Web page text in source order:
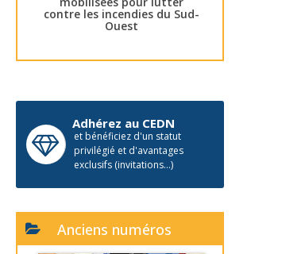
contre les incendies du Sud-
Ouest
Adhérez au CEDN
et bénéficiez d'un statut
privilégié et d'avantages
exclusifs (invitations...)
Anciens numéros